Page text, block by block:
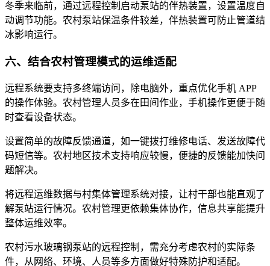
冬季来临前，通过远程控制启动泵站的伴热装置，设置温度自
动调节功能。农村泵站保温条件较差，伴热装置可防止管道结
冰影响运行。
六、结合农村管理模式的运维适配
远程系统要支持多终端访问，除电脑外，重点优化手机 APP
的操作体验。农村管理人员多在田间作业，手机操作更便于随
时查看设备状态。
设置简单的故障反馈通道，如一键拨打维修电话、发送故障代
码短信等。农村地区技术支持响应较慢，便捷的反馈能加快问
题解决。
将远程运维数据与村集体管理系统对接，让村干部也能直观了
解泵站运行情况。农村管理更依赖集体协作，信息共享能提升
整体运维效率。
农村污水玻璃钢泵站的远程控制，需充分考虑农村的实际条
件，从网络、环境、人员等多方面做好特殊防护和适配。